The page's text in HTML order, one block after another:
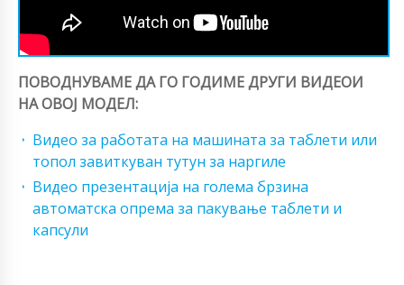
ПОВОДНУВАМЕ ДА ГО ГОДИМЕ ДРУГИ ВИДЕОИ
НА ОВОЈ МОДЕЛ:
Видео за работата на машината за таблети или
топол завиткуван тутун за наргиле
Видео презентација на голема брзина
автоматска опрема за пакување таблети и
капсули